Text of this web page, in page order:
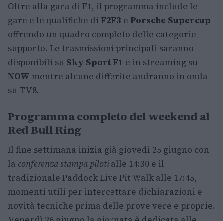
Oltre alla gara di F1, il programma include le
gare e le qualifiche di F2F3 e Porsche Supercup
offrendo un quadro completo delle categorie
supporto. Le trasmissioni principali saranno
disponibili su Sky Sport F1 e in streaming su
NOW mentre alcune differite andranno in onda
su TV8.
Programma completo del weekend al
Red Bull Ring
Il fine settimana inizia già giovedì 25 giugno con
la conferenza stampa piloti alle 14:30 e il
tradizionale Paddock Live Pit Walk alle 17:45,
momenti utili per intercettare dichiarazioni e
novità tecniche prima delle prove vere e proprie.